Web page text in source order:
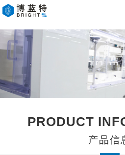
首页
关于我们
产品展示
新闻中心PRODUCT
产品信